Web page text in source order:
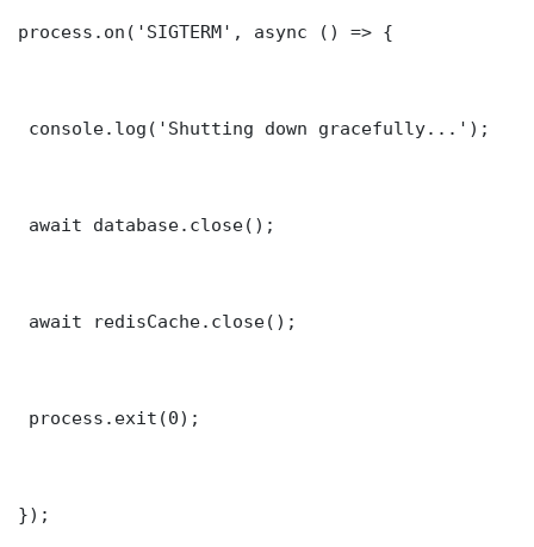
process.on('SIGTERM', async () => {
console.log('Shutting down gracefully...');
await database.close();
await redisCache.close();
process.exit(0);
});